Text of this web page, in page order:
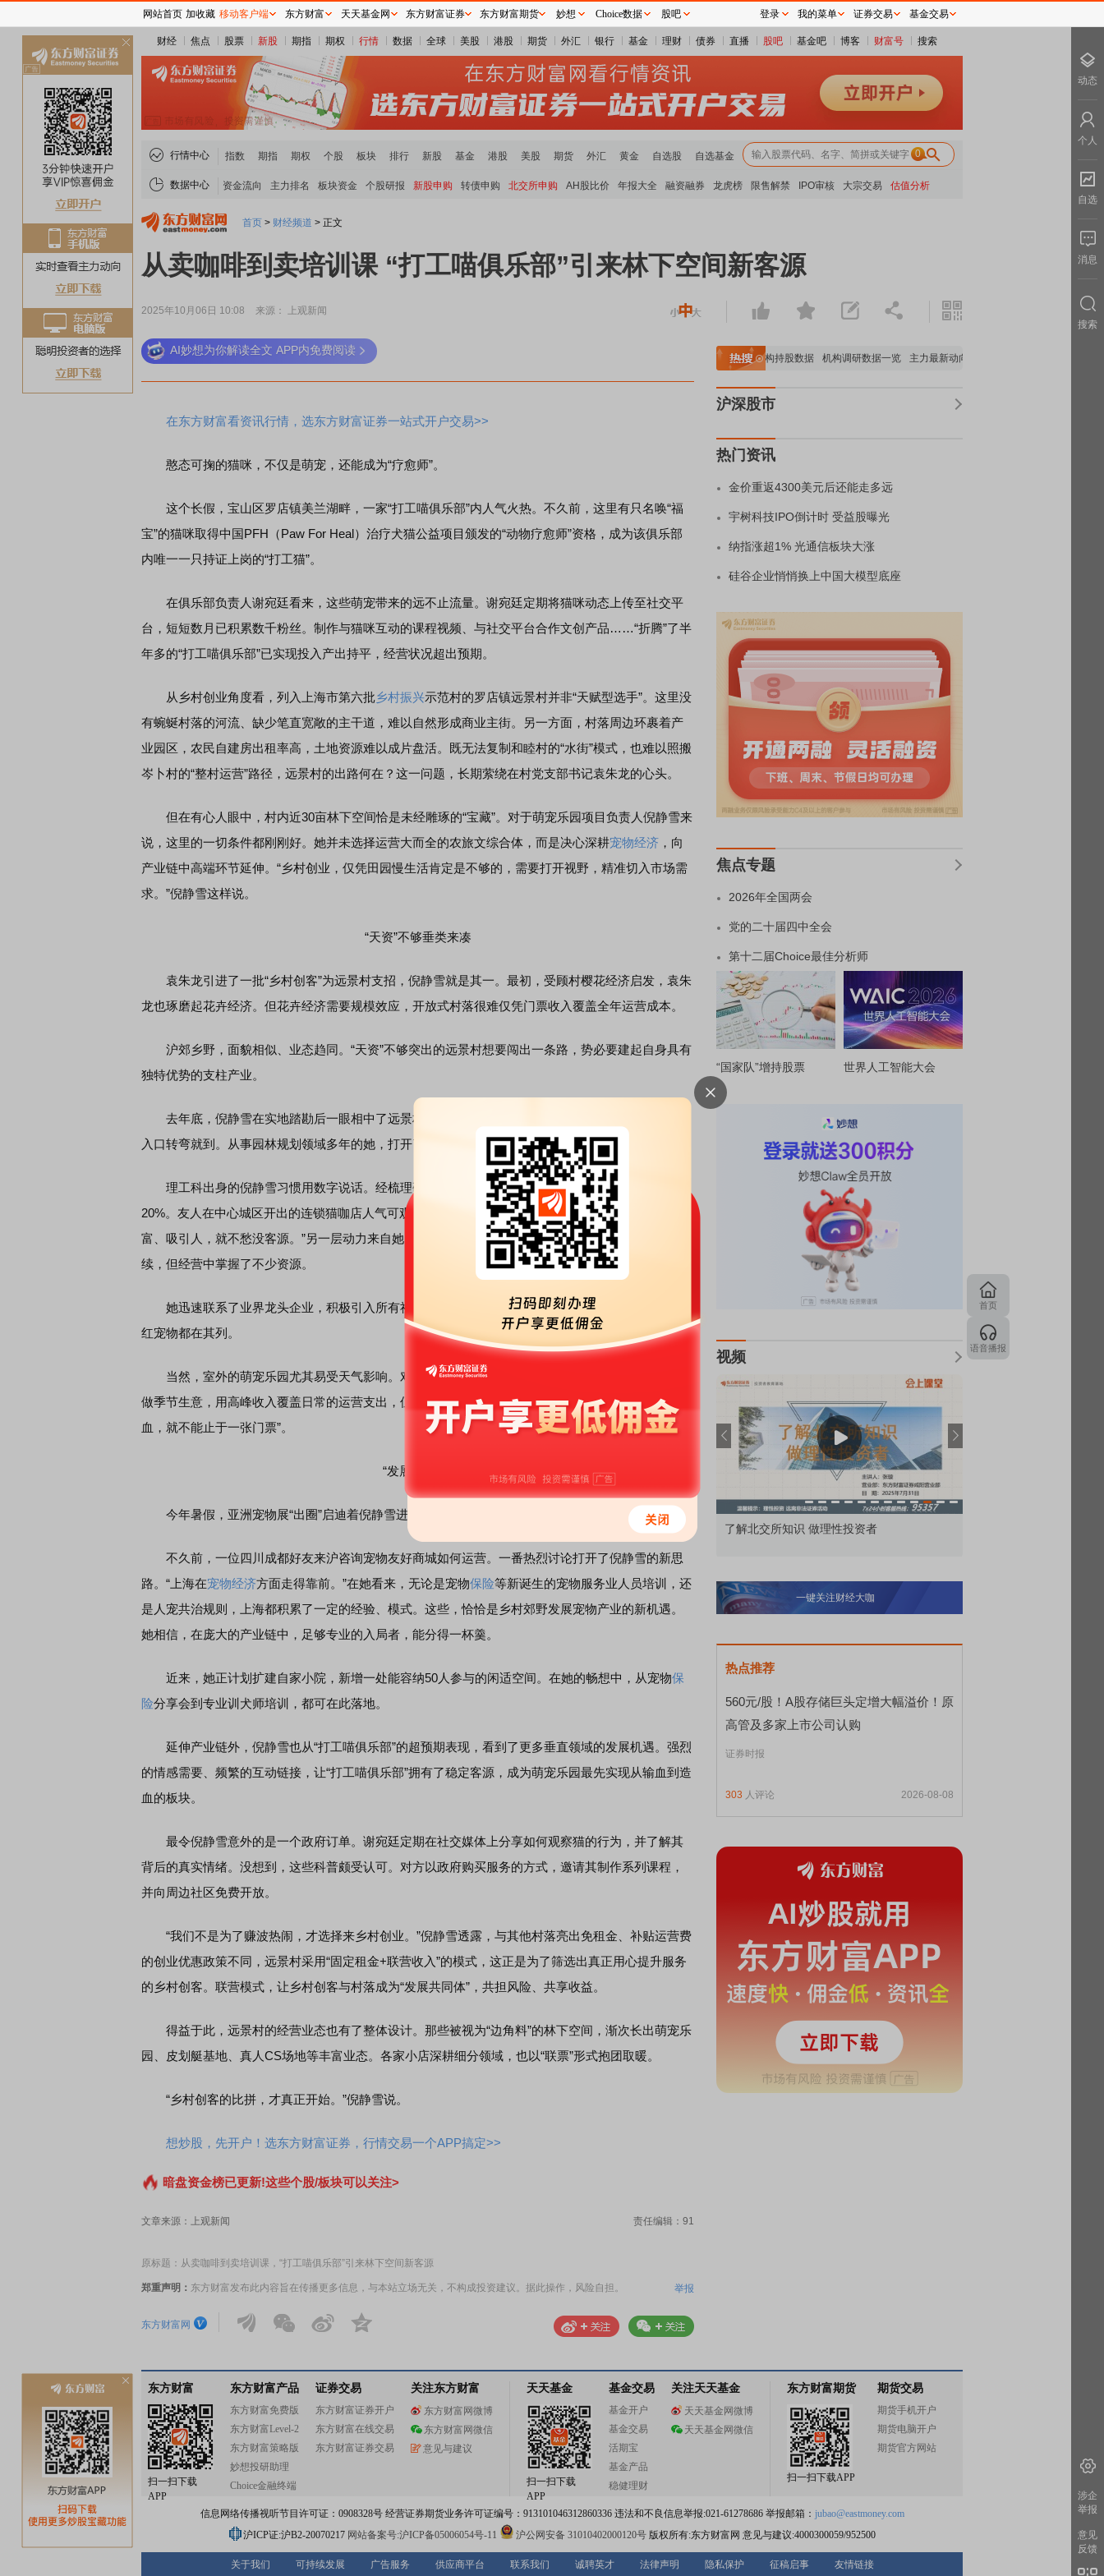
财经 焦点 股票 新股 期指 期权 行情 数据 全球 美股 港股 期货 外汇 银行 基金 理财 债券 直播 股吧 基金吧 博客 财富号 搜索
行情中心 指数 期指 期权 个股 板块 排行 新股 基金 港股 美股 期货 外汇 黄金 自选股 自选基金 0
数据中心 资金流向 主力排名 板块资金 个股研报 新股申购 转债申购 北交所申购 AH股比价 年报大全 融资融券 龙虎榜 限售解禁 IPO审核 大宗交易 估值分析
首页 > 财经频道 > 正文
从卖咖啡到卖培训课 “打工喵俱乐部”引来林下空间新客源
2025年10月06日 10:08 来源： 上观新闻
AI妙想为你解读全文 APP内免费阅读
在东方财富看资讯行情，选东方财富证券一站式开户交易>>
憨态可掬的猫咪，不仅是萌宠，还能成为“疗愈师”。
这个长假，宝山区罗店镇美兰湖畔，一家“打工喵俱乐部”内人气火热。不久前，这里有只名唤“福
宝”的猫咪取得中国PFH（Paw For Heal）治疗犬猫公益项目颁发的“动物疗愈师”资格，成为该俱乐部
内唯一一只持证上岗的“打工猫”。
在俱乐部负责人谢宛廷看来，这些萌宠带来的远不止流量。谢宛廷定期将猫咪动态上传至社交平
台，短短数月已积累数千粉丝。制作与猫咪互动的课程视频、与社交平台合作文创产品……“折腾”了半
年多的“打工喵俱乐部”已实现投入产出持平，经营状况超出预期。
从乡村创业角度看，列入上海市第六批乡村振兴示范村的罗店镇远景村并非“天赋型选手”。这里没
有蜿蜒村落的河流、缺少笔直宽敞的主干道，难以自然形成商业主街。另一方面，村落周边环裹着产
业园区，农民自建房出租率高，土地资源难以成片盘活。既无法复制和睦村的“水街”模式，也难以照搬
岑卜村的“整村运营”路径，远景村的出路何在？这一问题，长期萦绕在村党支部书记袁朱龙的心头。
但在有心人眼中，村内近30亩林下空间恰是未经雕琢的“宝藏”。对于萌宠乐园项目负责人倪静雪来
说，这里的一切条件都刚刚好。她并未选择运营大而全的农旅文综合体，而是决心深耕宠物经济 ，向
产业链中高端环节延伸。“乡村创业，仅凭田园慢生活肯定是不够的，需要打开视野，精准切入市场需
求。”倪静雪这样说。
“天资”不够垂类来凑
袁朱龙引进了一批“乡村创客”为远景村支招，倪静雪就是其一。最初，受顾村樱花经济启发，袁朱
龙也琢磨起花卉经济。但花卉经济需要规模效应，开放式村落很难仅凭门票收入覆盖全年运营成本。
沪郊乡野，面貌相似、业态趋同。“天资”不够突出的远景村想要闯出一条路，势必要建起自身具有
独特优势的支柱产业。
去年底，倪静雪在实地踏勘后一眼相中了远景村的“大区位”优势——地铁站步行可达，高速公路出
入口转弯就到。从事园林规划领域多年的她，打开了全新事业版图——宠物经济 。
理工科出身的倪静雪习惯用数字说话。经梳理研究，她发现宠物产业市场规模的年均增长率约
20%。友人在中心城区开出的连锁猫咖店人气可观、收入稳定。这给予她更多信心，“只要业态够丰
富、吸引人，就不愁没客源。”另一层动力来自她曾与人合伙开过一家花鸟市场，虽因种种原因未能持
续，但经营中掌握了不少资源。
她迅速联系了业界龙头企业，积极引入所有社会企业有资质养育的宠物类型。羊驼、矮脚马等网
红宠物都在其列。
当然，室外的萌宠乐园尤其易受天气影响。对此，倪静雪有过心理建设和准备，“公园景区可以只
做季节生意，用高峰收入覆盖日常的运营支出，但仅有数十亩地的萌宠乐园想要长效运营、自我造
血，就不能止于一张门票”。
“发展共同体”
今年暑假，亚洲宠物展“出圈”启迪着倪静雪进一步思考，乡村宠物还能做什么？
不久前，一位四川成都好友来沪咨询宠物友好商城如何运营。一番热烈讨论打开了倪静雪的新思
路。“上海在宠物经济方面走得靠前。”在她看来，无论是宠物保险等新诞生的宠物服务业人员培训，还
是人宠共治规则，上海都积累了一定的经验、模式。这些，恰恰是乡村郊野发展宠物产业的新机遇。
她相信，在庞大的产业链中，足够专业的入局者，能分得一杯羹。
近来，她正计划扩建自家小院，新增一处能容纳50人参与的闲适空间。在她的畅想中，从宠物保
险分享会到专业训犬师培训，都可在此落地。
延伸产业链外，倪静雪也从“打工喵俱乐部”的超预期表现，看到了更多垂直领域的发展机遇。强烈
的情感需要、频繁的互动链接，让“打工喵俱乐部”拥有了稳定客源，成为萌宠乐园最先实现从输血到造
血的板块。
最令倪静雪意外的是一个政府订单。谢宛廷定期在社交媒体上分享如何观察猫的行为，并了解其
背后的真实情绪。没想到，这些科普颇受认可。对方以政府购买服务的方式，邀请其制作系列课程，
并向周边社区免费开放。
“我们不是为了赚波热闹，才选择来乡村创业。”倪静雪透露，与其他村落亮出免租金、补贴运营费
的创业优惠政策不同，远景村采用“固定租金+联营收入”的模式，这正是为了筛选出真正用心提升服务
的乡村创客。联营模式，让乡村创客与村落成为“发展共同体”，共担风险、共享收益。
得益于此，远景村的经营业态也有了整体设计。那些被视为“边角料”的林下空间，渐次长出萌宠乐
园、皮划艇基地、真人CS场地等丰富业态。各家小店深耕细分领域，也以“联票”形式抱团取暖。
“乡村创客的比拼，才真正开始。”倪静雪说。
想炒股，先开户！选东方财富证券，行情交易一个APP搞定>>
暗盘资金榜已更新!这些个股/板块可以关注>
文章来源：上观新闻 责任编辑：91
原标题：从卖咖啡到卖培训课，“打工喵俱乐部”引来林下空间新客源
郑重声明： 东方财富发布此内容旨在传播更多信息，与本站立场无关，不构成投资建议。据此操作，风险自担。 举报
东方财富网
稀土板块领涨 重要机构持股数据 机构调研数据一览 主力最新动向
沪深股市
热门资讯
金价重返4300美元后还能走多远
宇树科技IPO倒计时 受益股曝光
纳指涨超1% 光通信板块大涨
硅谷企业悄悄换上中国大模型底座
焦点专题
2026年全国两会
党的二十届四中全会
第十二届Choice最佳分析师
“国家队”增持股票 世界人工智能大会
视频
债券知识通识：从基础认知到特色品种 了解北交所知识 做理性投资者 市价委托那么多种，究竟怎么用？
一键关注财经大咖
热点推荐
560元/股！A股存储巨头定增大幅溢价！原
高管及多家上市公司认购
证券时报
303 人评论 2026-08-08
首页
语音播报
东方财富
扫一扫下载
APP
东方财富产品
东方财富免费版
东方财富Level-2
东方财富策略版
妙想投研助理
Choice金融终端
证券交易
东方财富证券开户
东方财富在线交易
东方财富证券交易
关注东方财富
东方财富网微博
东方财富网微信
意见与建议
天天基金
扫一扫下载
APP
基金交易
基金开户
基金交易
活期宝
基金产品
稳健理财
关注天天基金
天天基金网微博
天天基金网微信
东方财富期货
扫一扫下载APP
期货交易
期货手机开户
期货电脑开户
期货官方网站
信息网络传播视听节目许可证：0908328号 经营证券期货业务许可证编号：913101046312860336 违法和不良信息举报:021-61278686 举报邮箱： jubao@eastmoney.com
沪ICP证:沪B2-20070217 网站备案号:沪ICP备05006054号-11 沪公网安备 31010402000120号版权所有:东方财富网 意见与建议:4000300059/952500
关于我们 可持续发展 广告服务 供应商平台 联系我们 诚聘英才 法律声明 隐私保护 征稿启事 友情链接
网站首页 加收藏 移动客户端 东方财富 天天基金网 东方财富证券 东方财富期货 妙想 Choice数据 股吧 登录 我的菜单 证券交易 基金交易
动态
个人
自选
消息
搜索
涉企
举报
意见
反馈
关